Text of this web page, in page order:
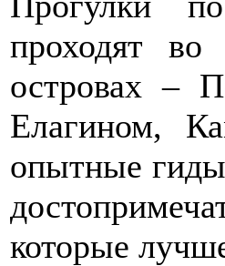
проходят
островах –
Елагином,
опытные гиды
которые